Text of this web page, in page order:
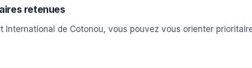
retenues
International de Cotonou, vous pouvez vous orienter